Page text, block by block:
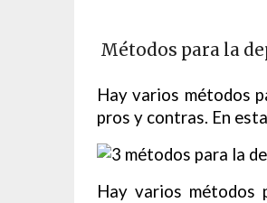
Métodos para la
Hay varios métodos
pros y contras. En
Hay varios métodos